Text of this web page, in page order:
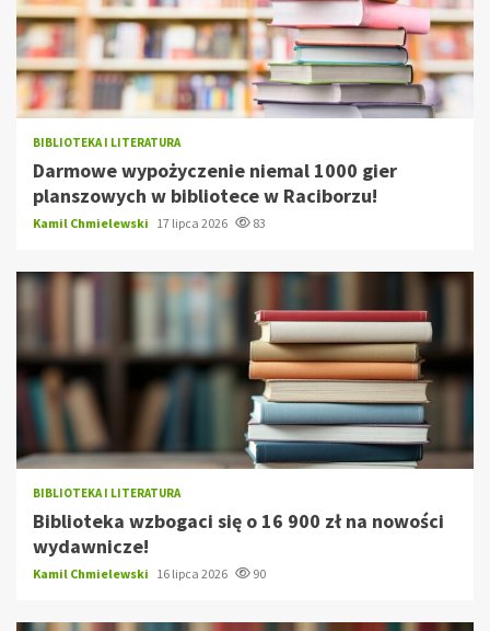
BIBLIOTEKA I LITERATURA
Darmowe wypożyczenie niemal 1000 gier
planszowych w bibliotece w Raciborzu!
Kamil Chmielewski 17 lipca 2026 83
BIBLIOTEKA I LITERATURA
Biblioteka wzbogaci się o 16 900 zł na nowości
wydawnicze!
Kamil Chmielewski 16 lipca 2026 90